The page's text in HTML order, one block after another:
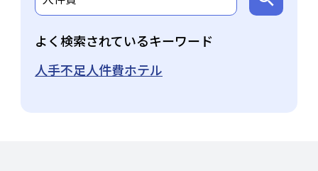
よく検索されているキーワード
人手不足人件費ホテル